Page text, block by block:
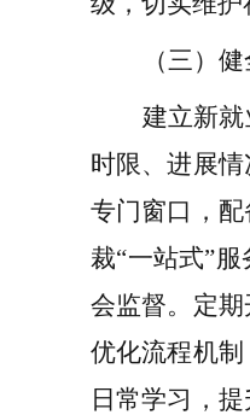
（三）
建立新
时限、进展
专门窗口，
裁“一站式”服
会监督。定
优化流程机
日常学习 ，